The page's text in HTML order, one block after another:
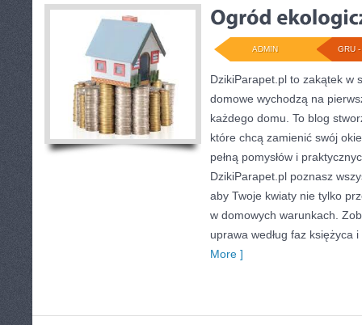
GRU
ADMIN
DzikiParapet.pl to zakątek w
domowe wychodzą na
każdego domu. To blog
które chcą zamienić swój
pełną pomysłów i
DzikiParapet.pl poznasz
aby Twoje kwiaty nie tylko
w domowych warunkach.
uprawa według faz księżyca
More ]